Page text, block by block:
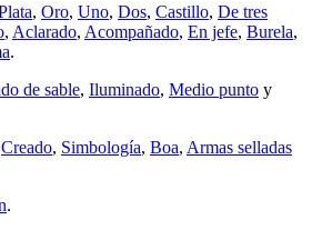
, Oro, Uno, Dos, Castillo, De tres
, Aclarado, Acompañado, En jefe, Burela,
.
de sable, Iluminado, Medio punto y
Creado, Simbología, Boa, Armas selladas
.